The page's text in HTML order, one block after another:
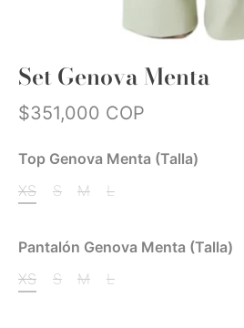
Set Genova Menta
$351,000 COP
Top Genova Menta (Talla)
XS
S M L
Pantalón Genova Menta (Talla)
XS
S M L